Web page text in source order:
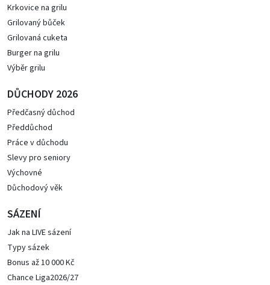
Krkovice na grilu
Grilovaný bůček
Grilovaná cuketa
Burger na grilu
Výběr grilu
DŮCHODY 2026
Předčasný důchod
Předdůchod
Práce v důchodu
Slevy pro seniory
Výchovné
Důchodový věk
SÁZENÍ
Jak na LIVE sázení
Typy sázek
Bonus až 10 000 Kč
Chance Liga2026/27